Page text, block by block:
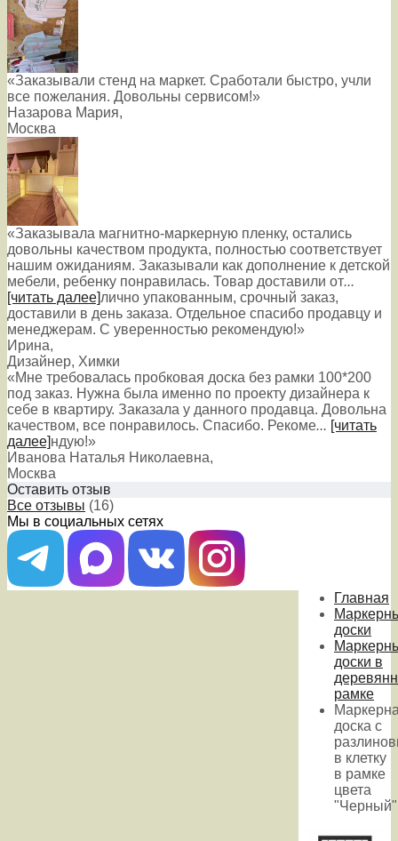
«Заказывали стенд на маркет. Сработали быстро, учли
все пожелания. Довольны сервисом!»
Назарова Мария,
Москва
«Заказывала магнитно-маркерную пленку, остались
довольны качеством продукта, полностью соответствует
нашим ожиданиям. Заказывали как дополнение к детской
мебели, ребенку понравилась. Товар доставили от...
[читать далее]лично упакованным, срочный заказ,
доставили в день заказа. Отдельное спасибо продавцу и
менеджерам. С уверенностью рекомендую!»
Ирина,
Дизайнер, Химки
«Мне требовалась пробковая доска без рамки 100*200
под заказ. Нужна была именно по проекту дизайнера к
себе в квартиру. Заказала у данного продавца. Довольна
качеством, все понравилось. Спасибо. Рекоме... [читать
далее]ндую!»
Иванова Наталья Николаевна,
Москва
Оставить отзыв
Все отзывы (16)
Мы в социальных сетях
Главная
доски
доски в
рамке
доска с
в клетку
в рамке
цвета
"Черный"